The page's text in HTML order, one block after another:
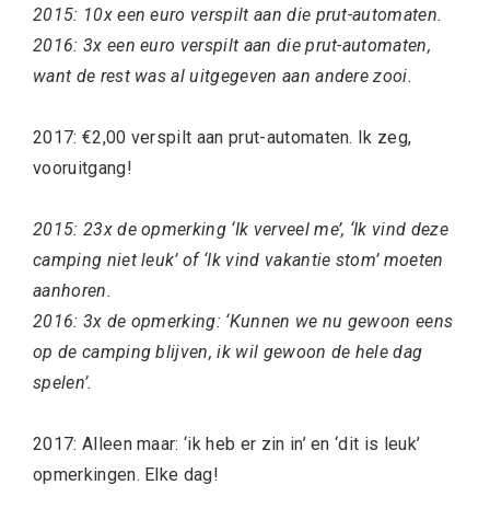
2015: 10x een euro verspilt aan die prut-automaten.
2016: 3x een euro verspilt aan die prut-automaten,
want de rest was al uitgegeven aan andere zooi.
2017: €2,00 verspilt aan prut-automaten. Ik zeg,
vooruitgang!
2015: 23x de opmerking ‘Ik verveel me’, ‘Ik vind deze
camping niet leuk’ of ‘Ik vind vakantie stom’ moeten
aanhoren.
2016: 3x de opmerking: ‘Kunnen we nu gewoon eens
op de camping blijven, ik wil gewoon de hele dag
spelen’.
2017: Alleen maar: ‘ik heb er zin in’ en ‘dit is leuk’
opmerkingen. Elke dag!